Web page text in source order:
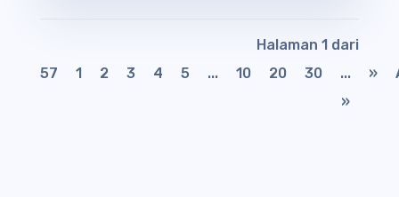
Halaman 1 dari
57
1 2 3 4 5 ... 10 20 30 ... »
»